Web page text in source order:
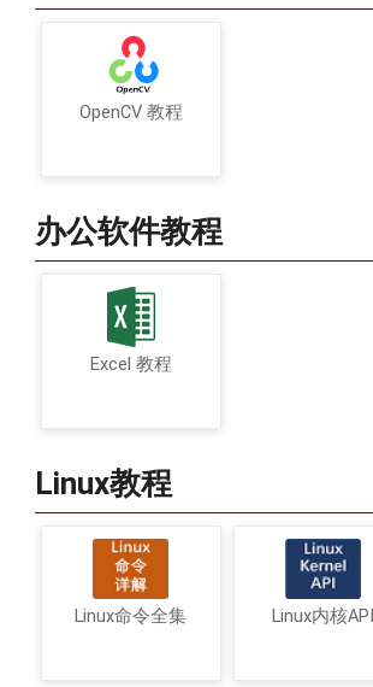
OpenCV 教程
办公软件教程
Excel 教程
Linux教程
Linux命令全集 Linux内核API